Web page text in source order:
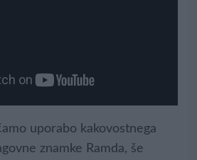
uporabo kakovostnega
znamke Ramda, še